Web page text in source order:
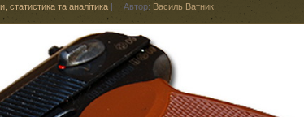
статистика та аналітика | Автор: Василь Ватник